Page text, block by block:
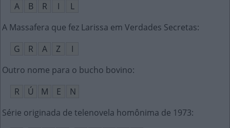
A
B R I
L
A Massafera que fez Larissa em Verdades Secretas:
G
R A Z
I
Outro nome para o bucho bovino:
R
Ú M E
N
Série originada de telenovela homônima de 1973: